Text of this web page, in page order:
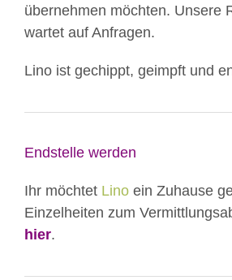
übernehmen möchten. Unsere
wartet auf Anfragen.
Lino ist gechippt, geimpft und
Endstelle werden
Ihr möchtet Lino ein Zuhause
Einzelheiten zum
hier.